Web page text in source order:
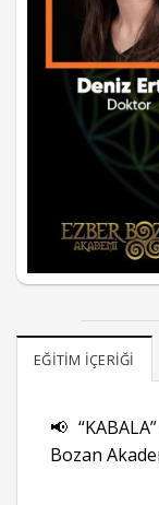
EĞITIM İÇERIĞI
📢
Bozan